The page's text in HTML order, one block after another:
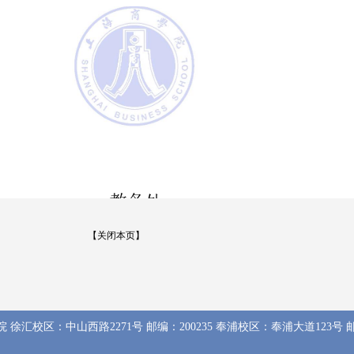
【关闭本页】
徐汇校区：中山西路2271号 邮编：200235 奉浦校区：奉浦大道123号